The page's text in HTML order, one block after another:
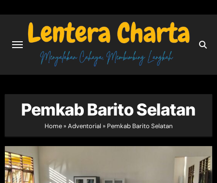
Pemkab Barito Selatan
Home »Adventorial » Pemkab Barito Selatan